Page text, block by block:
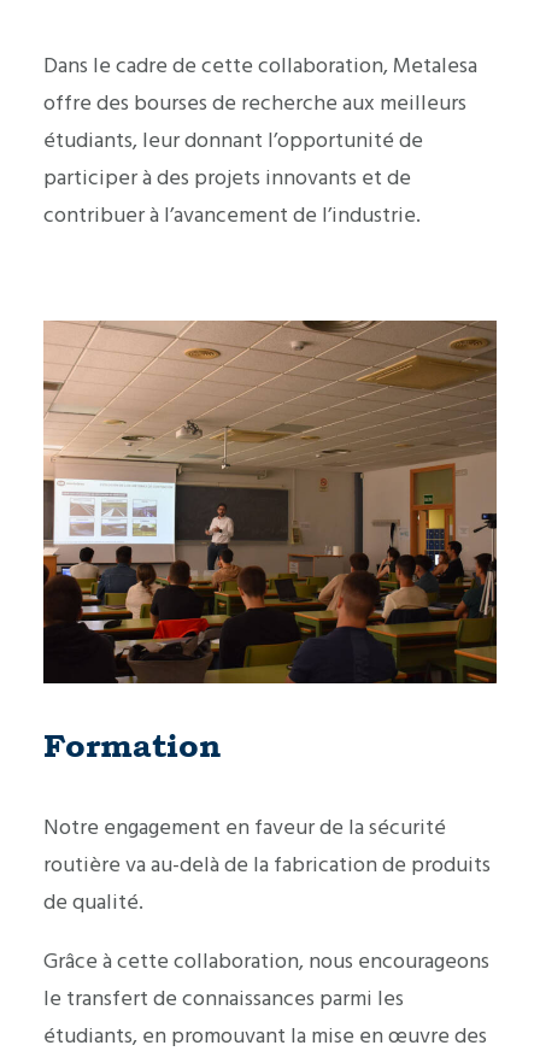
Dans le cadre de cette collaboration, Metalesa
offre des bourses de recherche aux meilleurs
étudiants, leur donnant l’opportunité de
participer à des projets innovants et de
contribuer à l’avancement de l’industrie.
Formation
Notre engagement en faveur de la sécurité
routière va au-delà de la fabrication de produits
de qualité.
Grâce à cette collaboration, nous encourageons
le transfert de connaissances parmi les
étudiants, en promouvant la mise en œuvre des